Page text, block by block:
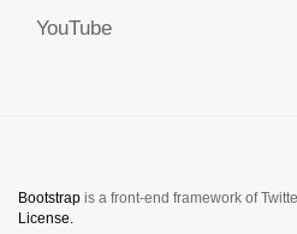
YouTube
Bootstrap is a front-end framework of
License.